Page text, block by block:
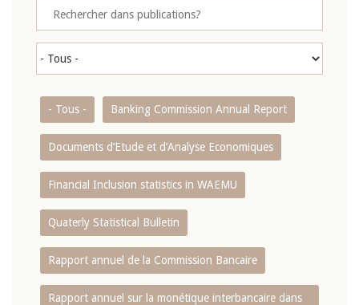
- Tous - Banking Commission Annual Report
Documents d’Etude et d’Analyse Economiques
Financial Inclusion statistics in WAEMU
Quaterly Statistical Bulletin
Rapport annuel de la Commission Bancaire
Rapport annuel sur la monétique interbancaire dans